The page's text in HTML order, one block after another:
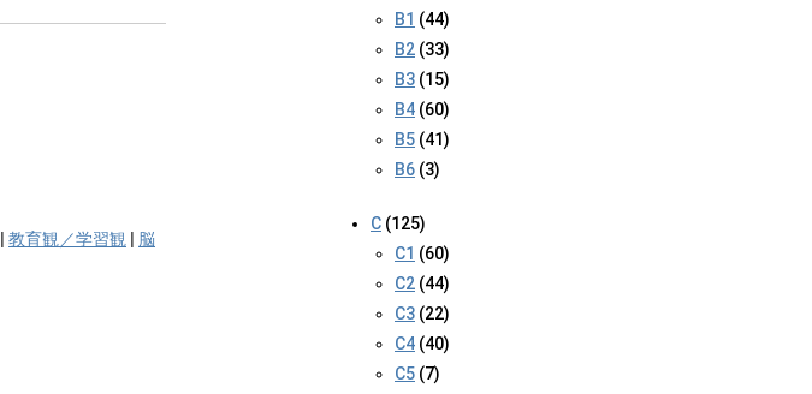
| 教育観／学習観 | 脳
B1 (44)
B2 (33)
B3 (15)
B4 (60)
B5 (41)
B6 (3)
C (125)
C1 (60)
C2 (44)
C3 (22)
C4 (40)
C5 (7)